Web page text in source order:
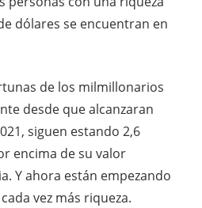
dólares se encuentran en
de los milmillonarios
desde que alcanzaran
siguen estando 2,6
encima de su valor
Y ahora están empezando
vez más riqueza.